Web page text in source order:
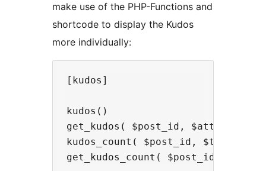
make use of the PHP-Functions and
shortcode to display the Kudos
more individually:
[kudos]
kudos()
get_kudos( $post_id, $attr )
kudos_count( $post_id, $text,